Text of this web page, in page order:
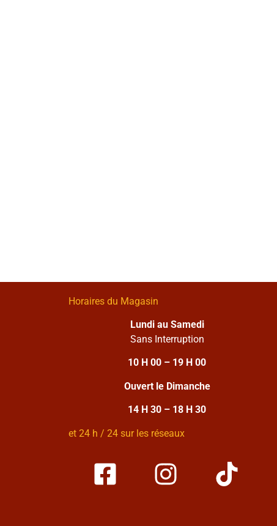
Horaires du Magasin
Lundi au Samedi
Sans Interruption
10 H 00 – 19 H 00
Ouvert le Dimanche
14 H 30 – 18 H 30
et 24 h / 24 sur les réseaux